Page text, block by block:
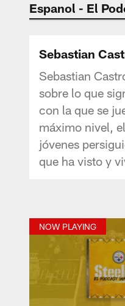
Espanol - El
Sebastian
Sebastian
sobre lo que
con la que se
máximo nivel,
jóvenes
que ha visto y
NOW PLAYING